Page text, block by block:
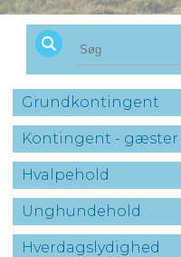
Grundkontingent
Kontingent - gæster
Hvalpehold
Unghundehold
Hverdagslydighed